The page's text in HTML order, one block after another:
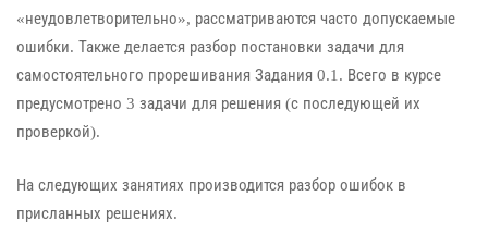
«неудовлетворительно», рассматриваются часто допускаемые
ошибки. Также делается разбор постановки задачи для
самостоятельного прорешивания Задания 0.1. Всего в курсе
предусмотрено 3 задачи для решения (с последующей их
проверкой).
На следующих занятиях производится разбор ошибок в
присланных решениях.